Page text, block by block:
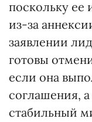
поскольку ее
из-за
заявлении
готовы
если она
соглашения,
стабильный